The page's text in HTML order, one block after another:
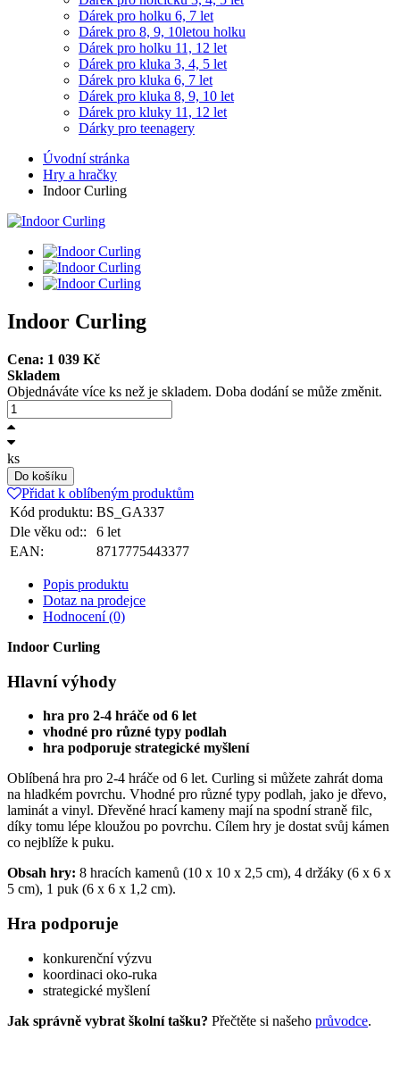
Dárek pro holku 6, 7 let
Dárek pro 8, 9, 10letou holku
Dárek pro holku 11, 12 let
Dárek pro kluka 3, 4, 5 let
Dárek pro kluka 6, 7 let
Dárek pro kluka 8, 9, 10 let
Dárek pro kluky 11, 12 let
Dárky pro teenagery
Úvodní stránka
Hry a hračky
Indoor Curling
Indoor Curling
Cena: 1 039 Kč
Skladem
Objednáváte více ks než je skladem. Doba dodání se může změnit.
ks
Do košíku
Přidat k oblíbeným produktům
Kód produktu: BS_GA337
Dle věku od::
6 let
EAN:
8717775443377
Popis produktu
Dotaz na prodejce
Hodnocení (0)
Indoor Curling
Hlavní výhody
hra pro 2-4 hráče od 6 let
vhodné pro různé typy podlah
hra podporuje strategické myšlení
Oblíbená hra pro 2-4 hráče od 6 let. Curling si můžete zahrát doma
na hladkém povrchu. Vhodné pro různé typy podlah, jako je dřevo,
laminát a vinyl. Dřevěné hrací kameny mají na spodní straně filc,
díky tomu lépe kloužou po povrchu. Cílem hry je dostat svůj kámen
co nejblíže k puku.
Obsah hry: 8 hracích kamenů (10 x 10 x 2,5 cm), 4 držáky (6 x 6 x
5 cm), 1 puk (6 x 6 x 1,2 cm).
Hra podporuje
konkurenční výzvu
koordinaci oko-ruka
strategické myšlení
Jak správně vybrat školní tašku? Přečtěte si našeho průvodce.